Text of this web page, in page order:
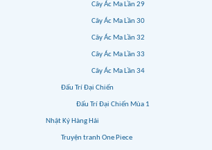
Cây Ác Ma Lần 29
Cây Ác Ma Lần 30
Cây Ác Ma Lần 32
Cây Ác Ma Lần 33
Cây Ác Ma Lần 34
Đấu Trí Đại Chiến
Đấu Trí Đại Chiến Mùa 1
Nhật Ký Hàng Hải
Truyện tranh One Piece